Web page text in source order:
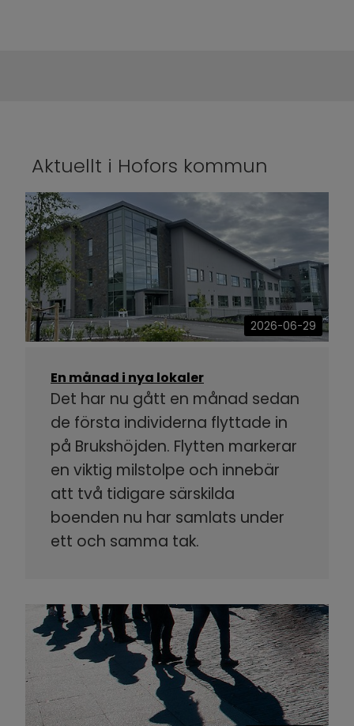
Aktuellt i Hofors kommun
2026-06-29
En månad i nya lokaler
Det har nu gått en månad sedan
de första individerna flyttade in
på Brukshöjden. Flytten markerar
en viktig milstolpe och innebär
att två tidigare särskilda
boenden nu har samlats under
ett och samma tak.